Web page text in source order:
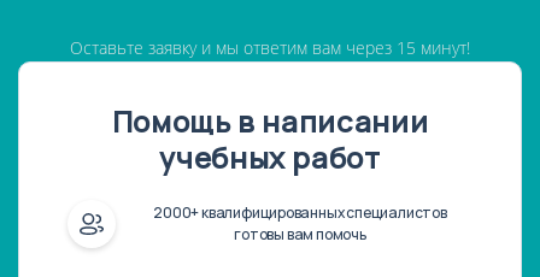
Оставьте заявку и мы ответим вам через 15 минут!
Помощь в написании
учебных работ
2000+ квалифицированных специалистов
готовы вам помочь